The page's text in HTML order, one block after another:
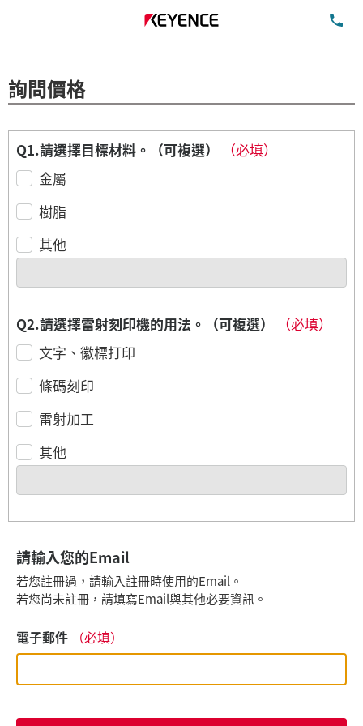
詢問價格
Q1.請選擇目標材料。（可複選）
（必填）
金屬
樹脂
其他
Q2.請選擇雷射刻印機的用法。（可複選）
（必填）
文字、徽標打印
條碼刻印
雷射加工
其他
請輸入您的Email
若您註冊過，請輸入註冊時使用的Email。
若您尚未註冊，請填寫Email與其他必要資訊。
電子郵件 （必填）